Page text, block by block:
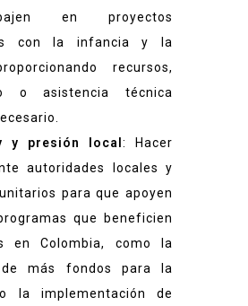
en proyectos
con la infancia y la
recursos,
o asistencia técnica
y presión local : Hacer
autoridades locales y
para que apoyen
que beneficien
en Colombia, como la
de más fondos para la
la implementación de